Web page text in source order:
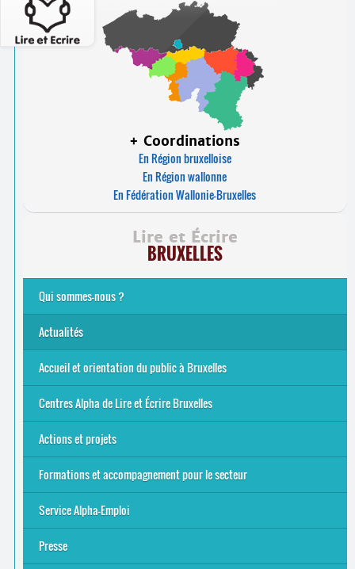
+ Coordinations
En Région bruxelloise
En Région wallonne
En Fédération Wallonie-Bruxelles
Lire et Écrire
BRUXELLES
Qui sommes-nous ?
Analphabétisme et illettrisme
L’alphabétisation populaire
Le mouvement Lire et Écrire
Nos missions
... Tous les articles
Actualités
Offres d’emploi du secteur à Bruxelles
La rentrée 2026-27
Pour être belge à la plage…
A vos agendas ! Alpha bruxellois, mobilise-toi !
Inauguration du Centre Alpha Forest de Lire et Écrire
Bruxelles
... Tous les articles
Accueil et orientation du public à Bruxelles
8 Points Accueil
Publics concernés ?
Que proposons-nous ?
Qui sommes-nous ?
Centres Alpha de Lire et Écrire Bruxelles
Actions et projets
Alpha-Jeux
Arts & Alpha
Jeudis du Cinéma
Le projet Alpha-TIC
Notre projet FSE
Tac-TIC Emploi
Formations et accompagnement pour le secteur
S’initier
Se former
Se rencontrer
Être accompagné·e
Service Alpha-Emploi
Équipe et contacts
Accompagnement individuel
Accompagnement collectif
Folder Service Alpha-Emploi
Presse